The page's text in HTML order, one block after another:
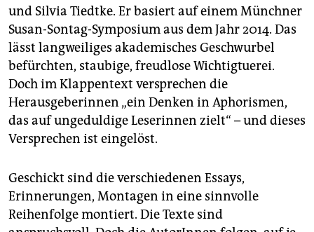
und Silvia Tiedtke. Er basiert auf einem Münchner
Susan-Sontag-Symposium aus dem Jahr 2014. Das
lässt langweiliges akademisches Geschwurbel
befürchten, staubige, freudlose Wichtigtuerei.
Doch im Klappentext versprechen die
Herausgeberinnen „ein Denken in Aphorismen,
das auf ungeduldige Leserinnen zielt“ – und dieses
Versprechen ist eingelöst.
Geschickt sind die verschiedenen Essays,
Erinnerungen, Montagen in eine sinnvolle
Reihenfolge montiert. Die Texte sind